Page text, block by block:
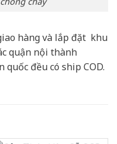
hàng và lắp đặt khu
quận nội thành
đều có ship COD.